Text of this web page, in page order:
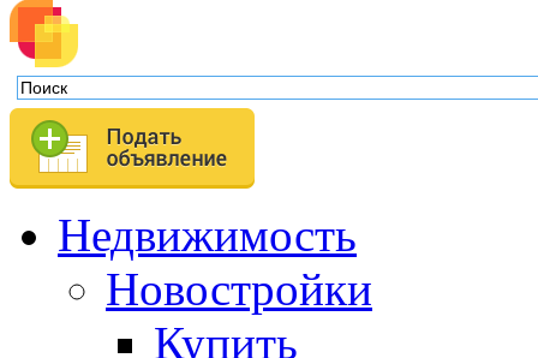
Недвижимость
Новостройки
Купить